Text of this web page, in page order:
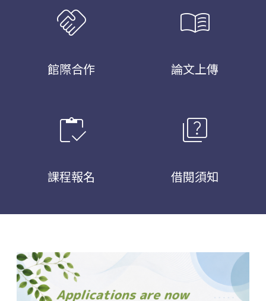
handshake
館際合作
menu_book
論文上傳
inventory
課程報名
quiz
借閱須知